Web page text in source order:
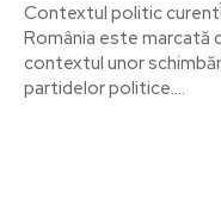
Contextul politic
România este marcată
contextul unor
partidelor politice....